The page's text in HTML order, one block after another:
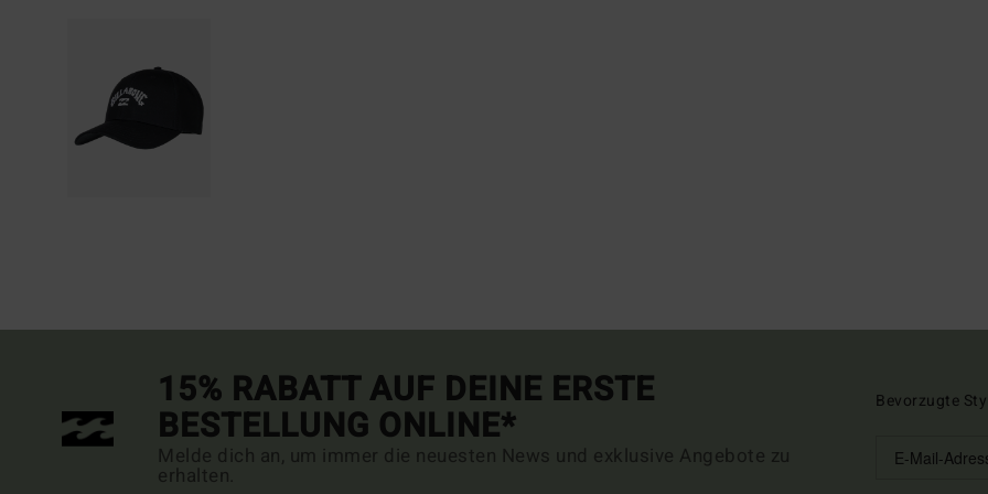
15% RABATT AUF DEINE ERSTE
BESTELLUNG ONLINE*
Melde dich an, um immer die neuesten News und exklusive Angebote zu
erhalten.
Bevorzugte